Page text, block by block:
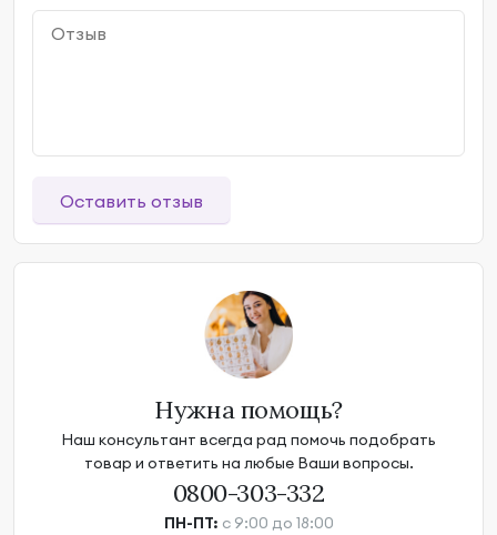
Оставить отзыв
Нужна помощь?
Наш консультант всегда рад помочь подобрать
товар и ответить на любые Ваши вопросы.
0800-303-332
ПН-ПТ: с 9:00 до 18:00